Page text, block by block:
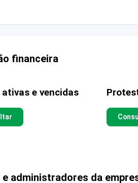
financeira
ativas e vencidas
administradores da